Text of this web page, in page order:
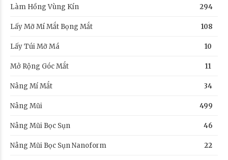
Làm Hồng Vùng Kín 294
Lấy Mỡ Mí Mắt Bọng Mắt 108
Lấy Túi Mỡ Má 10
Mở Rộng Góc Mắt 11
Nâng Mí Mắt 34
Nâng Mũi 499
Nâng Mũi Bọc Sụn 46
Nâng Mũi Bọc Sụn Nanoform 22